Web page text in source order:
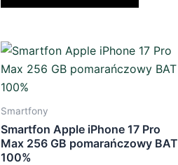
Smartfony
Smartfon Apple iPhone 17 Pro
Max 256 GB pomarańczowy BAT
100%